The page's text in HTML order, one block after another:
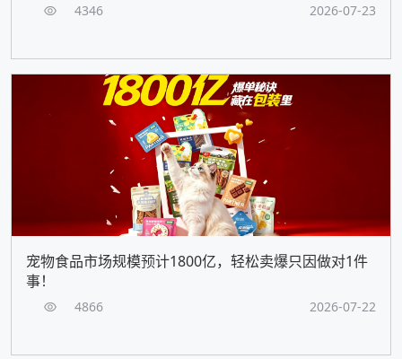
4346 2026-07-23
宠物食品市场规模预计1800亿，轻松卖爆只因做对1件
事！
4866 2026-07-22